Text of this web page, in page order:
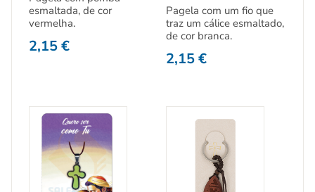
esmaltada, de cor
vermelha.
2,15€
Pagela com um fio que
traz um cálice esmaltado,
de cor branca.
2,15€